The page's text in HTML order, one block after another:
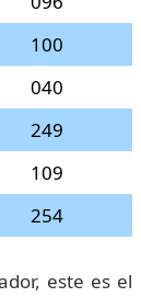
100
040
249
109
254
este es el